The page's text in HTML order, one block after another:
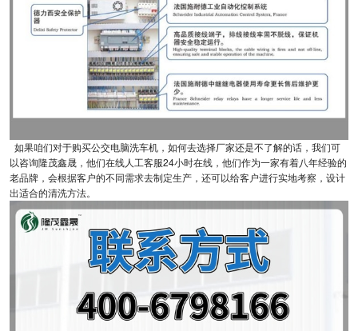
如果咱们对于购买公交电脑洗车机，如何去选择厂家还是不了解的话，我们可
以咨询隆茂鑫晟，他们在线人工客服24小时在线，他们作为一家有着八年经验的
老品牌，会根据客户的不同需求去制定生产，还可以给客户进行实地考察，设计
出适合的清洗方法。